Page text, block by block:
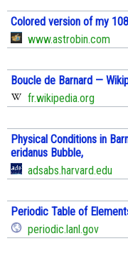
Colored version of my
www.astrobin.com
Boucle de Barnard —
fr.wikipedia.org
Physical Conditions in
eridanus Bubble,
adsabs.harvard.edu
Periodic Table of
periodic.lanl.gov